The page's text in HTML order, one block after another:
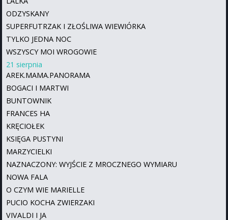
ODZYSKANY
SUPERFUTRZAK I ZŁOŚLIWA WIEWIÓRKA
TYLKO JEDNA NOC
WSZYSCY MOI WROGOWIE
21 sierpnia
AREK.MAMA.PANORAMA
BOGACI I MARTWI
BUNTOWNIK
FRANCES HA
KRĘCIOŁEK
KSIĘGA PUSTYNI
MARZYCIELKI
NAZNACZONY: WYJŚCIE Z MROCZNEGO WYMIARU
NOWA FALA
O CZYM WIE MARIELLE
PUCIO KOCHA ZWIERZAKI
VIVALDI I JA